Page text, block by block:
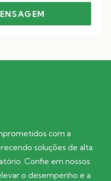
com a
soluções de alta
Confie em nossos
o desempenho e a